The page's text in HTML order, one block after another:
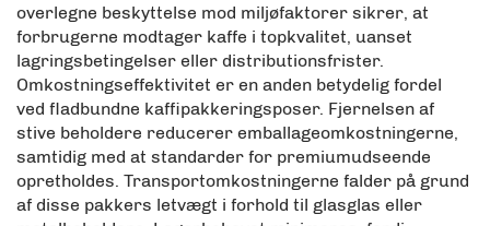
overlegne beskyttelse mod miljøfaktorer sikrer, at
forbrugerne modtager kaffe i topkvalitet, uanset
lagringsbetingelser eller distributionsfrister.
Omkostningseffektivitet er en anden betydelig fordel
ved fladbundne kaffipakkeringsposer. Fjernelsen af
stive beholdere reducerer emballageomkostningerne,
samtidig med at standarder for premiumudseende
opretholdes. Transportomkostningerne falder på grund
af disse pakkers letvægt i forhold til glasglas eller